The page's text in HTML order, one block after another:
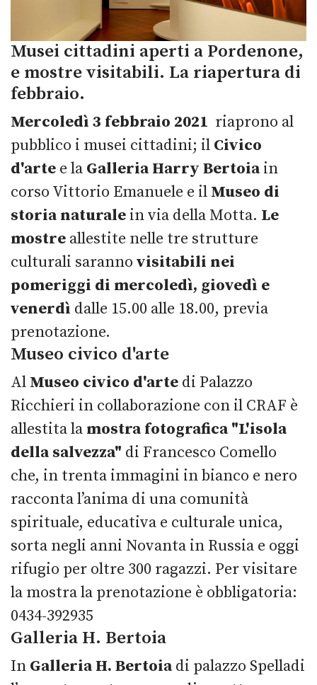
Musei cittadini aperti a Pordenone,
e mostre visitabili. La riapertura di
febbraio.
Mercoledì 3 febbraio 2021 riaprono al
pubblico i musei cittadini; il Civico
d'arte e la Galleria Harry Bertoiain
corso Vittorio Emanuele e il Museo di
storia naturale in via della Motta. Le
mostre allestite nelle tre strutture
culturali saranno visitabili nei
pomeriggi di mercoledì, giovedì e
venerdì dalle 15.00 alle 18.00, previa
prenotazione.
Museo civico d'arte
Al Museo civico d'arte di Palazzo
Ricchieri in collaborazione con il CRAF è
allestita la mostra fotografica "L'isola
della salvezza" di Francesco Comello
che, in trenta immagini in bianco e nero
racconta l’anima di una comunità
spirituale, educativa e culturale unica,
sorta negli anni Novanta in Russia e oggi
rifugio per oltre 300 ragazzi. Per visitare
la mostra la prenotazione è obbligatoria:
0434-392935
Galleria H. Bertoia
In Galleria H. Bertoiadi palazzo Spelladi